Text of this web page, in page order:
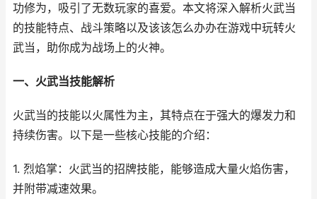
功修为，吸引了无数玩家的喜爱。本文将深入解析火武当
的技能特点、战斗策略以及该该怎么办办在游戏中玩转火
武当，助你成为战场上的火神。
一、火武当技能解析
火武当的技能以火属性为主，其特点在于强大的爆发力和
持续伤害。以下是一些核心技能的介绍：
1. 烈焰掌：火武当的招牌技能，能够造成大量火焰伤害，
并附带减速效果。